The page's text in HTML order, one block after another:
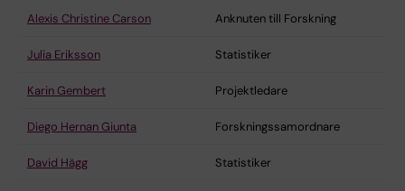
Alexis Christine Carson Anknuten till Forskning
Julia Eriksson Statistiker
Karin Gembert Projektledare
Diego Hernan Giunta Forskningssamordnare
David Hägg Statistiker